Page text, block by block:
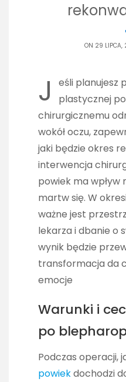
ON 29 LIPCA,
J
eśli planujesz
plastycznej
chirurgicznemu
wokół oczu,
jaki będzie okres
interwencja
powiek ma wpływ
martw się. W
ważne jest
lekarza i dbanie o
wynik będzie
transformacja da
emocje
Warunki i
po
Podczas operacji,
powiekdochodzi